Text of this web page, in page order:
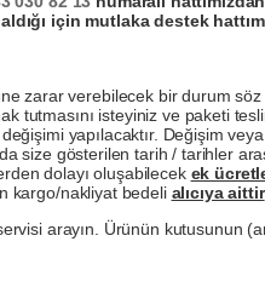
için mutlaka destek
zarar verebilecek bir durum
isteyiniz ve paketi
yapılacaktır. Değişim
size gösterilen tarih / tarihler
dolayı oluşabilecek ek
kargo/nakliyat bedeli alıcıya aittir.
arayın. Ürünün kutusunun